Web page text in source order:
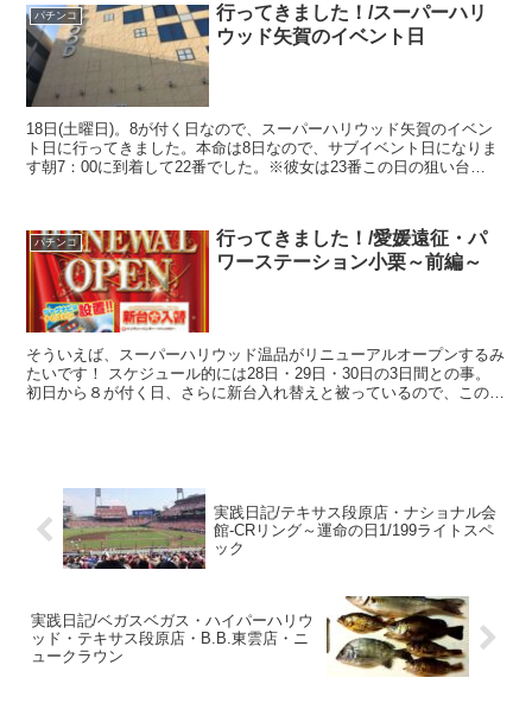
パチンコ
行ってきました！/スーパーハリ
ウッド矢賀のイベント日
18日(土曜日)。8が付く日なので、スーパーハリウッド矢賀のイベン
ト日に行ってきました。本命は8日なので、サブイベント日になりま
す朝7：00に到着して22番でした。※彼女は23番この日の狙い台
パチンコ
行ってきました！/愛媛遠征・パ
ワーステーション小栗～前編～
そういえば、スーパーハリウッド温品がリニューアルオープンするみ
たいです！ スケジュール的には28日・29日・30日の3日間との事。
初日から８が付く日、さらに新台入れ替えと被っているので、この3
実践日記/テキサス段原店・ナショナル会
館-CRリング～運命の日1/199ライトスペ
ック
実践日記/ベガスベガス・ハイパーハリウ
ッド・テキサス段原店・B.B.東雲店・ニ
ュークラウン